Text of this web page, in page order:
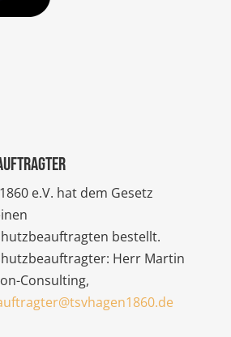
e.V. hat dem Gesetz
bestellt.
Herr Martin
Consulting,